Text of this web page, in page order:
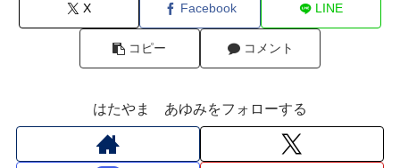
X Facebook LINE
コピー コメント
はたやま あゆみをフォローする